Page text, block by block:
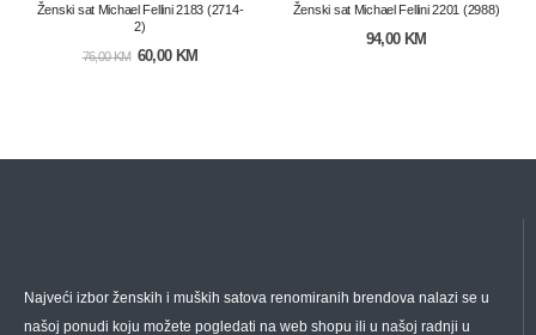
Ženski sat Michael Fellini 2183 (2714-
2)
76,00KM 60,00 KM
Ženski sat Michael Fellini 2201 (2988)
94,00 KM
Najveći izbor ženskih i muških satova renomiranih brendova nalazi se u
našoj ponudi koju možete pogledati na web shopu ili u našoj radnji u